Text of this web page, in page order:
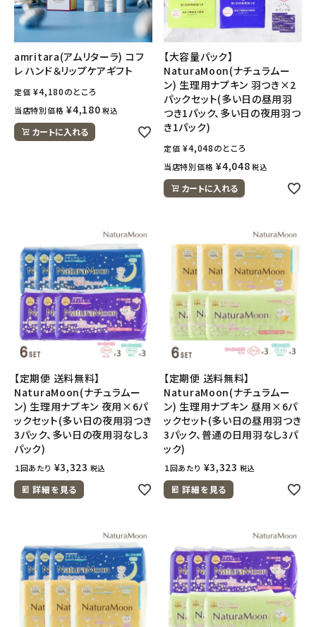
amritara(アムリターラ) コフ
レ ハンド＆リップケアギフト
定価 ¥4,180のところ
当店特別価格 ¥4,180 税込
カートに入れる
【大容量パック】
NaturaMoon(ナチュラムー
ン) 生理用ナプキン 羽つき×2
パックセット(多い日の昼用羽
つき1パック、多い日の夜用羽つ
き1パック)
定価 ¥4,048のところ
当店特別価格 ¥4,048 税込
カートに入れる
【定期便 送料無料】
NaturaMoon(ナチュラムー
ン) 生理用ナプキン 夜用×6パ
ックセット(多い日の夜用羽つき
3パック、多い日の夜用羽なし3
パック)
１回あたり ¥3,323 税込
詳細を見る
【定期便 送料無料】
NaturaMoon(ナチュラムー
ン) 生理用ナプキン 昼用×6パ
ックセット(多い日の昼用羽つき
3パック、普通の日用羽なし3パ
ック)
１回あたり ¥3,323 税込
詳細を見る